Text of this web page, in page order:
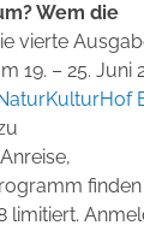
Wem die
vierte
19. – 25. Juni
finden
limitiert.